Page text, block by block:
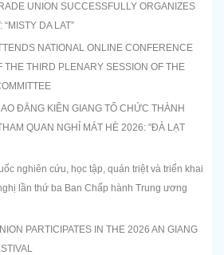
UNION SUCCESSFULLY ORGANIZES
DA LAT”
NATIONAL ONLINE CONFERENCE
THE THIRD PLENARY SESSION OF THE
ĐẲNG KIÊN GIANG TỔ CHỨC THÀNH
QUAN NGHỈ MÁT HÈ 2026: "ĐÀ LẠT
nghiên cứu, học tập, quán triệt và triển khai
lần thứ ba Ban Chấp hành Trung ương
PARTICIPATES IN THE 2026 AN GIANG